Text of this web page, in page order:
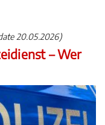
20.05.2026)
– Wer